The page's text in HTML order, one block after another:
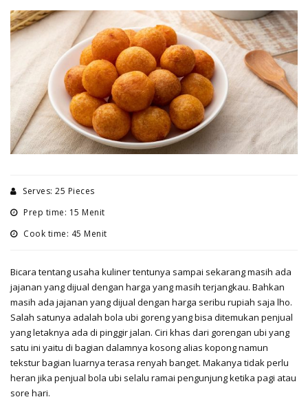
Serves: 25 Pieces
Prep time: 15 Menit
Cook time: 45 Menit
Bicara tentang usaha kuliner tentunya sampai sekarang masih ada
jajanan yang dijual dengan harga yang masih terjangkau. Bahkan
masih ada jajanan yang dijual dengan harga seribu rupiah saja lho.
Salah satunya adalah bola ubi goreng yang bisa ditemukan penjual
yang letaknya ada di pinggir jalan. Ciri khas dari gorengan ubi yang
satu ini yaitu di bagian dalamnya kosong alias kopong namun
tekstur bagian luarnya terasa renyah banget. Makanya tidak perlu
heran jika penjual bola ubi selalu ramai pengunjung ketika pagi atau
sore hari.